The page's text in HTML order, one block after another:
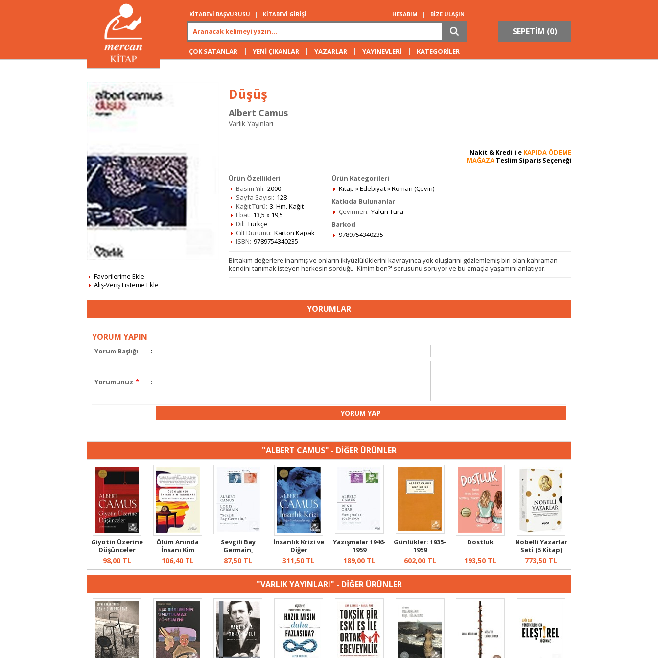
KİTABEVİ BAŞVURUSU | KİTABEVİ GİRİŞİ HESABIM | BİZE ULAŞIN
SEPETİM (0)
ÇOK SATANLAR | YENİ ÇIKANLAR | YAZARLAR | YAYINEVLERİ | KATEGORİLER
Favorilerime Ekle
Alış-Veriş Listeme Ekle
Düşüş
Albert Camus
Varlık Yayınları
Nakit & Kredi ile KAPIDA ÖDEME
MAĞAZA Teslim Sipariş Seçeneği
Ürün Özellikleri
Basım Yılı: 2000
Sayfa Sayısı: 128
Kağıt Türü: 3. Hm. Kağıt
Ebat: 13,5 x 19,5
Dil: Türkçe
Cilt Durumu: Karton Kapak
ISBN: 9789754340235
Ürün Kategorileri
Kitap »Edebiyat»Roman (Çeviri)
Katkıda Bulunanlar
Çevirmen: Yalçın Tura
Barkod
9789754340235
Birtakım değerlere inanmış ve onların ikiyüzlülüklerini kavrayınca yok oluşlarını gözlemlemiş biri olan kahraman
kendini tanımak isteyen herkesin sorduğu 'Kimim ben?' sorusunu soruyor ve bu amaçla yaşamını anlatıyor.
YORUMLAR
YORUM YAPIN
Yorum Başlığı :
Yorumunuz * :
"ALBERT CAMUS" - DİĞER ÜRÜNLER
Giyotin Üzerine
Düşünceler
98,00TL
Ölüm Anında
İnsanı Kim
Yargılar?
106,40TL
Sevgili Bay
Germain,
87,50 TL
İnsanlık Krizi ve
Diğer
Konferanslar
193...
311,50 TL
Yazışmalar 1946-
1959
189,00TL
Günlükler: 1935-
1959
602,00TL
Dostluk
193,50 TL
Nobelli Yazarlar
Seti (5 Kitap)
773,50 TL
"VARLIK YAYINLARI" - DİĞER ÜRÜNLER